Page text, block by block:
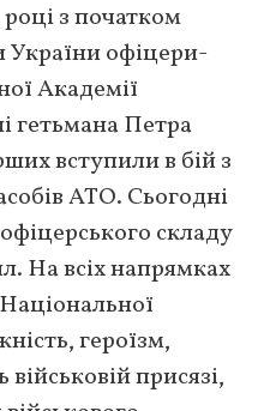
з початком
України офіцери-
Академії
гетьмана Петра
вступили в бій з
АТО. Сьогодні
складу
На всіх напрямках
героїзм,
військовій присязі,